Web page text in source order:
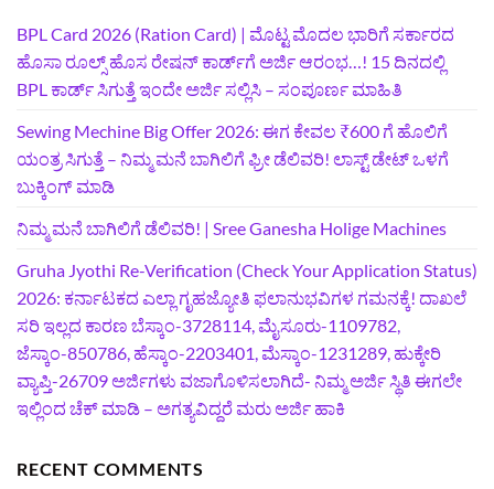
BPL Card 2026 (Ration Card) | ಮೊಟ್ಟ ಮೊದಲ ಭಾರಿಗೆ ಸರ್ಕಾರದ
ಹೊಸಾ ರೂಲ್ಸ್ ಹೊಸ ರೇಷನ್ ಕಾರ್ಡ್‌ಗೆ ಅರ್ಜಿ ಆರಂಭ…! 15 ದಿನದಲ್ಲಿ
BPL ಕಾರ್ಡ್ ಸಿಗುತ್ತೆ ಇಂದೇ ಅರ್ಜಿ ಸಲ್ಲಿಸಿ – ಸಂಪೂರ್ಣ ಮಾಹಿತಿ
Sewing Mechine Big Offer 2026: ಈಗ ಕೇವಲ ₹600 ಗೆ ಹೊಲಿಗೆ
ಯಂತ್ರ ಸಿಗುತ್ತೆ – ನಿಮ್ಮ ಮನೆ ಬಾಗಿಲಿಗೆ‍ ಫ್ರೀ ಡೆಲಿವರಿ! ಲಾಸ್ಟ್‌ ಡೇಟ್‌ ಒಳಗೆ
ಬುಕ್ಕಿಂಗ್‌ ಮಾಡಿ
ನಿಮ್ಮ ಮನೆ ಬಾಗಿಲಿಗೆ ಡೆಲಿವರಿ! | Sree Ganesha Holige Machines
Gruha Jyothi Re-Verification (Check Your Application Status)
2026: ಕರ್ನಾಟಕದ ಎಲ್ಲಾ ಗೃಹಜ್ಯೋತಿ ಫಲಾನುಭವಿಗಳ ಗಮನಕ್ಕೆ! ದಾಖಲೆ
ಸರಿ ಇಲ್ಲದ ಕಾರಣ ಬೆಸ್ಕಾಂ-3728114, ಮೈಸೂರು-1109782,
ಜೆಸ್ಕಾಂ-850786, ಹೆಸ್ಕಾಂ-2203401, ಮೆಸ್ಕಾಂ-1231289, ಹುಕ್ಕೇರಿ
ವ್ಯಾಪ್ತಿ-26709 ಅರ್ಜಿಗಳು ವಜಾಗೊಳಿಸಲಾಗಿದೆ- ನಿಮ್ಮ ಅರ್ಜಿ ಸ್ಥಿತಿ ಈಗಲೇ
ಇಲ್ಲಿಂದ ಚೆಕ್ ಮಾಡಿ – ಅಗತ್ಯವಿದ್ದರೆ ಮರು ಅರ್ಜಿ ಹಾಕಿ
RECENT COMMENTS